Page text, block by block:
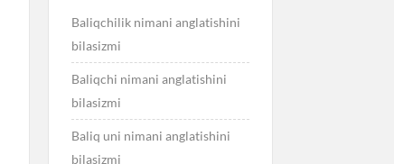
Baliqchilik nimani anglatishini
bilasizmi
Baliqchi nimani anglatishini
bilasizmi
Baliq uni nimani anglatishini
bilasizmi